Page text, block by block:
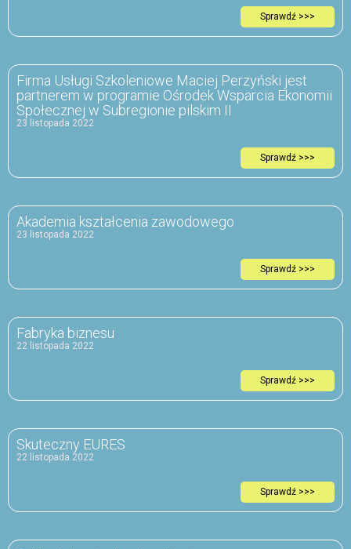
Sprawdź >>>
Firma Usługi Szkoleniowe Maciej Perzyński jest
partnerem w programie Ośrodek Wsparcia Ekonomii
Społecznej w Subregionie pilskim II
23 listopada 2022
Sprawdź >>>
Akademia kształcenia zawodowego
23 listopada 2022
Sprawdź >>>
Fabryka biznesu
22 listopada 2022
Sprawdź >>>
Skuteczny EURES
22 listopada 2022
Sprawdź >>>